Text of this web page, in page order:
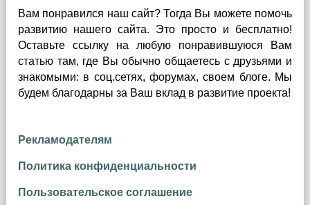
Вам понравился наш сайт? Тогда Вы можете помочь
развитию нашего сайта. Это просто и бесплатно!
Оставьте ссылку на любую понравившуюся Вам
статью там, где Вы обычно общаетесь с друзьями и
знакомыми: в соц.сетях, форумах, своем блоге. Мы
будем благодарны за Ваш вклад в развитие проекта!
Рекламодателям
Политика конфиденциальности
Пользовательское соглашение